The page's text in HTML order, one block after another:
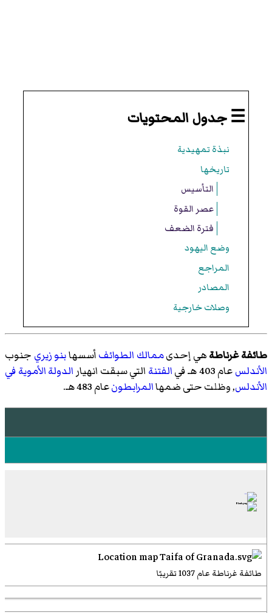
☰ جدول المحتويات
نبذة تمهيدية
تاريخها
التأسيس
عصر القوة
فترة الضعف
وضع اليهود
المراجع
المصادر
وصلات خارجية
طائفة غرناطةهي إحدىممالك الطوائفأسسهابنو زيري جنوب
الأندلسعام 403 هـ في الفتنة التي سبقت انهيار الدولة الأموية في
الأندلس, وظلت حتى ضمهاالمرابطونعام 483 هـ.
طائفة غرناطة عام 1037 تقريبًا